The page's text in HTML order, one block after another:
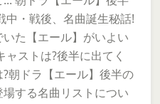
中・戦後、名曲誕生秘話!
た【エール】がいよい
ストは?後半に出てく
朝ドラ【エール】後半の
する名曲リストについ